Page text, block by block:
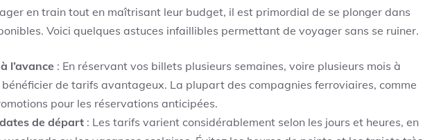
en train tout en maîtrisant leur budget, il est primordial de se plonger dans
Voici quelques astuces infaillibles permettant de voyager sans se ruiner.
l’avance : En réservant vos billets plusieurs semaines, voire plusieurs mois à
bénéficier de tarifs avantageux. La plupart des compagnies ferroviaires, comme
pour les réservations anticipées.
de départ : Les tarifs varient considérablement selon les jours et heures, en